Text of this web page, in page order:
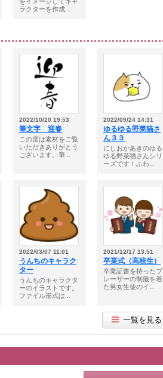
ラクターを作成...
2022/10/20 19:53
筆文字 迎春
この度は素材をご覧
いただきありがとう
ございます。筆...
2022/09/24 14:31
ゆるゆる野菜猫さ
ん３３
にしおかあきのゆる
ゆる野菜猫さんシリ
ーズです！ふわ...
2022/03/07 11:01
うんちのキャラク
ター
うんちのキャラクタ
ーのイラストです。
ファイル形式は...
2021/12/17 13:51
卒業式（高校生）
卒業証書を持ったブ
レーザーの制服を着
た男女生徒のイ...
一覧を見る